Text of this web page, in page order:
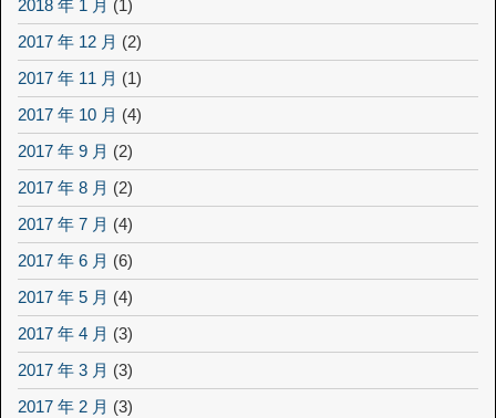
2018 年 1 月 (1)
2017 年 12 月 (2)
2017 年 11 月 (1)
2017 年 10 月 (4)
2017 年 9 月 (2)
2017 年 8 月 (2)
2017 年 7 月 (4)
2017 年 6 月 (6)
2017 年 5 月 (4)
2017 年 4 月 (3)
2017 年 3 月 (3)
2017 年 2 月 (3)